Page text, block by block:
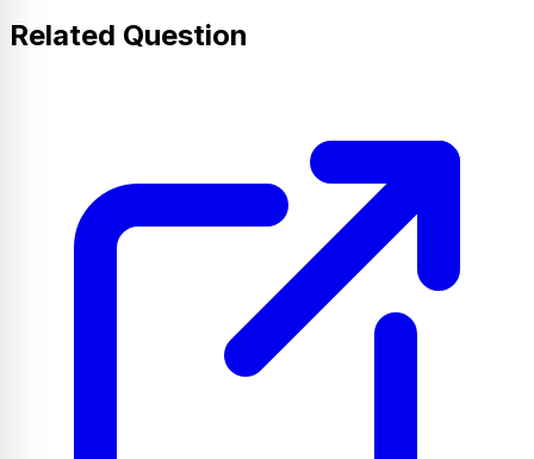
Related Question